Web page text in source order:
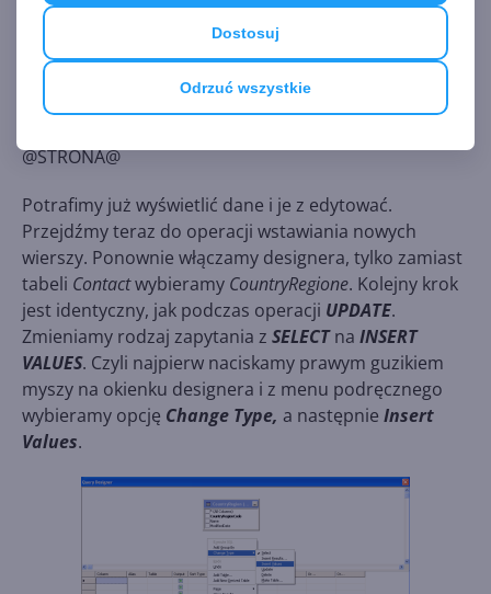
Odrzuć wszystkie
Dostosuj
GETDATE()
WHERE (FirstName =
N'Michele')
@STRONA@
Potrafimy już wyświetlić dane i je z edytować.
Przejdźmy teraz do operacji wstawiania nowych
wierszy. Ponownie włączamy designera, tylko zamiast
tabeli Contactwybieramy CountryRegione. Kolejny krok
jest identyczny, jak podczas operacji UPDATE.
Zmieniamy rodzaj zapytania z SELECTna INSERT
VALUES. Czyli najpierw naciskamy prawym guzikiem
myszy na okienku designera i z menu podręcznego
wybieramy opcję Change Type, a następnie Insert
Values.